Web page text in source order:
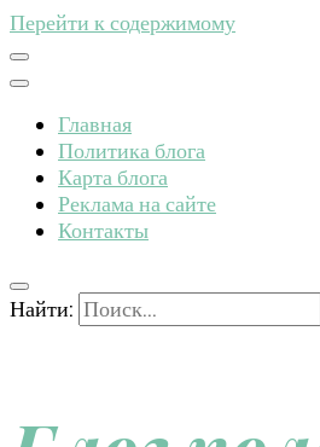
Перейти к содержимому
Главная
Политика блога
Карта блога
Реклама на сайте
Контакты
Найти: